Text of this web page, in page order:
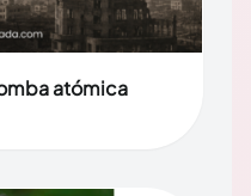
atómica